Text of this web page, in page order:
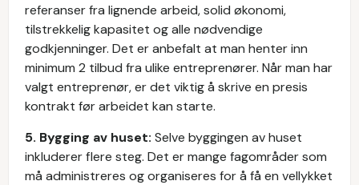
referanser fra lignende arbeid, solid økonomi,
tilstrekkelig kapasitet og alle nødvendige
godkjenninger. Det er anbefalt at man henter inn
minimum 2 tilbud fra ulike entreprenører. Når man har
valgt entreprenør, er det viktig å skrive en presis
kontrakt før arbeidet kan starte.
5. Bygging av huset: Selve byggingen av huset
inkluderer flere steg. Det er mange fagområder som
må administreres og organiseres for å få en vellykket